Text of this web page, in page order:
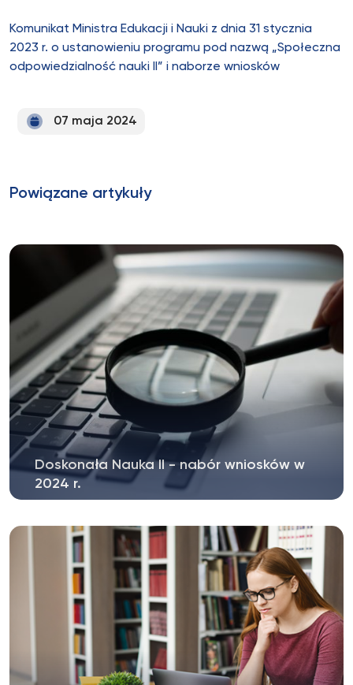
Komunikat Ministra Edukacji i Nauki z dnia 31 stycznia
2023 r. o ustanowieniu programu pod nazwą „Społeczna
odpowiedzialność nauki II” i naborze wniosków
07 maja 2024
Powiązane artykuły
Doskonała Nauka II - nabór wniosków w
2024 r.